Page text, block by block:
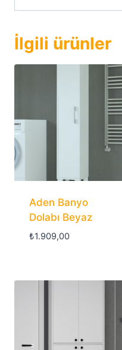
İlgili ürünler
Aden Banyo
Dolabı Beyaz
₺1.909,00